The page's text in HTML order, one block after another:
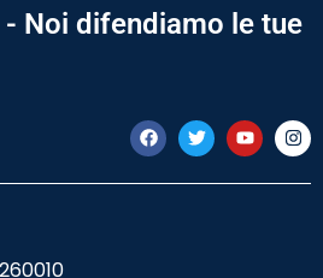
Noi difendiamo le tue